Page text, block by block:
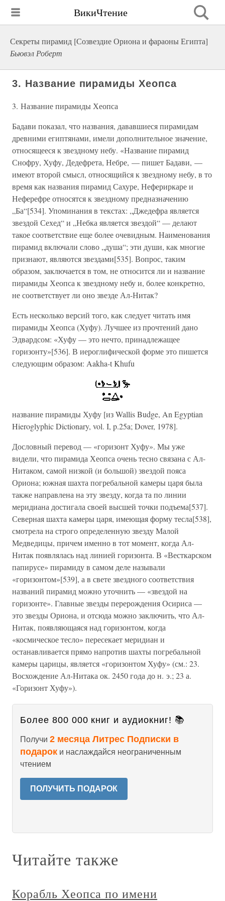
ВикиЧтение
Секреты пирамид [Созвездие Ориона и фараоны Египта]
Бьювэл Роберт
3. Название пирамиды Хеопса
3. Название пирамиды Хеопса
Бадави показал, что названия, дававшиеся пирамидам
древними египтянами, имели дополнительное значение,
относящееся к звездному небу. «Название пирамид
Снофру, Хуфу, Дедефрета, Небре, — пишет Бадави, —
имеют второй смысл, относящийся к звездному небу, в то
время как названия пирамид Сахуре, Нефериркаре и
Неферефре относятся к звездному предназначению
„Ба“[534]. Упоминания в текстах: „Джедефра является
звездой Сехед“ и „Небка является звездой“ — делают
такое соответствие еще более очевидным. Наименования
пирамид включали слово „душа“; эти души, как многие
признают, являются звездами[535]. Вопрос, таким
образом, заключается в том, не относится ли и название
пирамиды Хеопса к звездному небу и, более конкретно,
не соответствует ли оно звезде Ал-Нитак?
Есть несколько версий того, как следует читать имя
пирамиды Хеопса (Хуфу). Лучшее из прочтений дано
Эдвардсом: «Хуфу — это нечто, принадлежащее
горизонту»[536]. В иероглифической форме это пишется
следующим образом: Aakha-t Khufu
название пирамиды Хуфу [из Wallis Budge, An Egyptian
Hieroglyphic Dictionary, vol. I, p.25a; Dover, 1978].
Дословный перевод — «горизонт Хуфу». Мы уже
видели, что пирамида Хеопса очень тесно связана с Ал-
Нитаком, самой низкой (и большой) звездой пояса
Ориона; южная шахта погребальной камеры царя была
также направлена на эту звезду, когда та по линии
меридиана достигала своей высшей точки подъема[537].
Северная шахта камеры царя, имеющая форму тесла[538],
смотрела на строго определенную звезду Малой
Медведицы, причем именно в тот момент, когда Ал-
Нитак появлялась над линией горизонта. В «Весткарском
папирусе» пирамиду в самом деле называли
«горизонтом»[539], а в свете звездного соответствия
названий пирамид можно уточнить — «звездой на
горизонте». Главные звезды перерождения Осириса —
это звезды Ориона, и отсюда можно заключить, что Ал-
Нитак, появляющаяся над горизонтом, когда
«космическое тесло» пересекает меридиан и
останавливается прямо напротив шахты погребальной
камеры царицы, является «горизонтом Хуфу» (см.: 23.
Восхождение Ал-Нитака ок. 2450 года до н. э.; 23 а.
«Горизонт Хуфу»).
Более 800 000 книг и аудиокниг! 📚
Получи 2 месяца Литрес Подписки в
подарок и наслаждайся неограниченным
чтением
ПОЛУЧИТЬ ПОДАРОК
Читайте также
Корабль Хеопса по имени